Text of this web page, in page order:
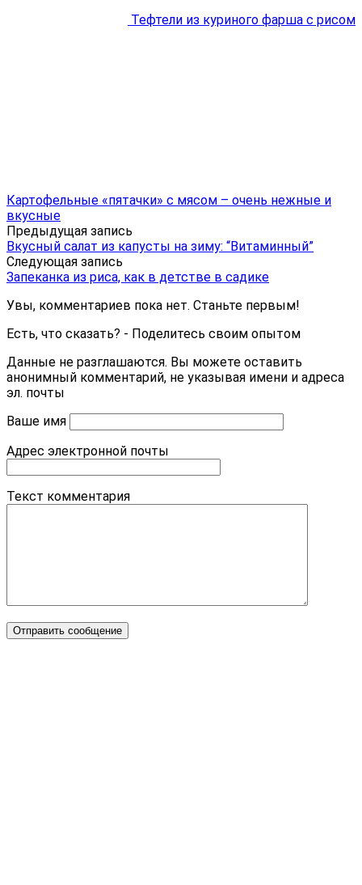
Тефтели из куриного фарша с рисом
Картофельные «пятачки» с мясом – очень нежные и
вкусные
Предыдущая запись
Вкусный салат из капусты на зиму: “Витаминный”
Следующая запись
Запеканка из риса, как в детстве в садике
Увы, комментариев пока нет. Станьте первым!
Есть, что сказать? - Поделитесь своим опытом
Данные не разглашаются. Вы можете оставить
анонимный комментарий, не указывая имени и адреса
эл. почты
Ваше имя
Адрес электронной почты
Текст комментария